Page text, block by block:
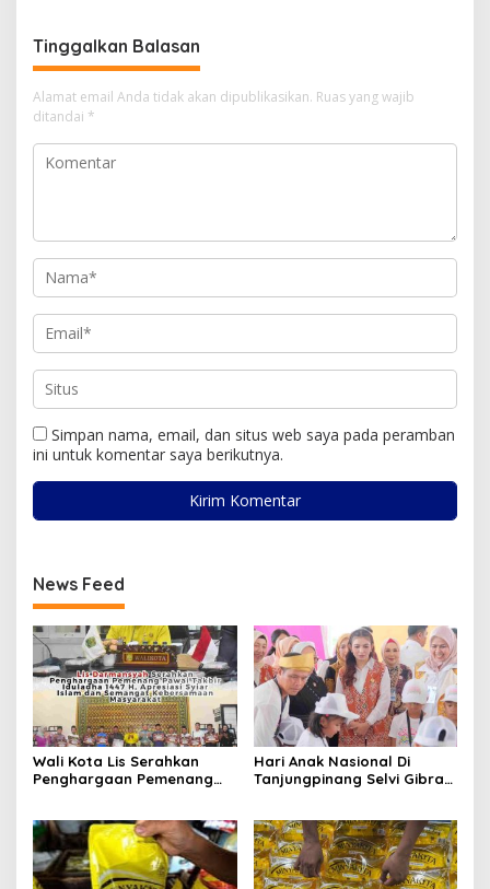
Tinggalkan Balasan
Alamat email Anda tidak akan dipublikasikan. Ruas yang wajib
ditandai *
Simpan nama, email, dan situs web saya pada peramban
ini untuk komentar saya berikutnya.
News Feed
Wali Kota Lis Serahkan
Penghargaan Pemenang
Hidupkan Syiar Islam
Hari Anak Nasional Di
Tanjungpinang Selvi Gibran